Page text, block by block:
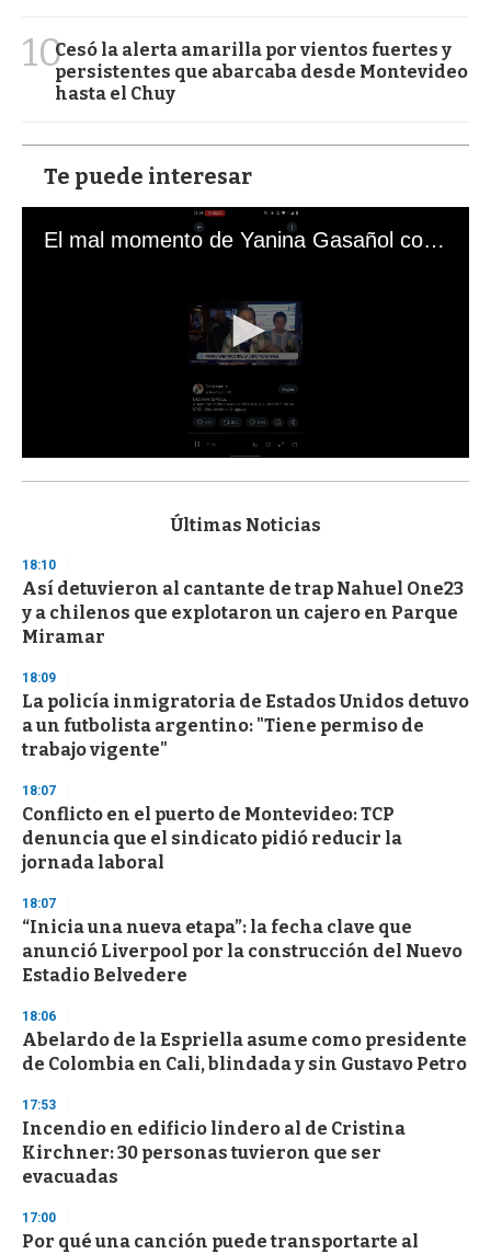
10Cesó la alerta amarilla por vientos fuertes y
persistentes que abarcaba desde Montevideo
hasta el Chuy
Te puede interesar
El mal momento de Yanina Gasañol con un hincha argentino en "Subrayado"
s
d
s
o
f
3
s
e
c
o
n
s
Últimas Noticias
18:10
Así detuvieron al cantante de trap Nahuel One23
y a chilenos que explotaron un cajero en Parque
Miramar
18:09
La policía inmigratoria de Estados Unidos detuvo
a un futbolista argentino: "Tiene permiso de
trabajo vigente"
18:07
Conflicto en el puerto de Montevideo: TCP
denuncia que el sindicato pidió reducir la
jornada laboral
18:07
“Inicia una nueva etapa”: la fecha clave que
anunció Liverpool por la construcción del Nuevo
Estadio Belvedere
18:06
Abelardo de la Espriella asume como presidente
de Colombia en Cali, blindada y sin Gustavo Petro
17:53
Incendio en edificio lindero al de Cristina
Kirchner: 30 personas tuvieron que ser
evacuadas
17:00
Por qué una canción puede transportarte al